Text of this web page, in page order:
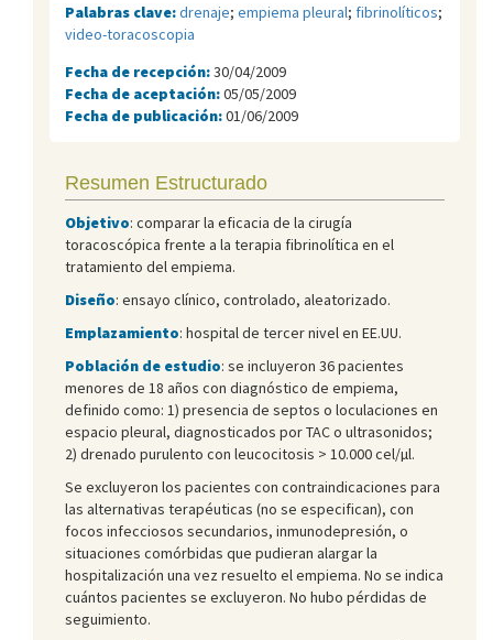
Palabras clave:drenaje; empiema pleural; fibrinolíticos;
video-toracoscopia
Fecha de recepción:30/04/2009
Fecha de aceptación:05/05/2009
Fecha de publicación:01/06/2009
Resumen Estructurado
Objetivo: comparar la eficacia de la cirugía
toracoscópica frente a la terapia fibrinolítica en el
tratamiento del empiema.
Diseño: ensayo clínico, controlado, aleatorizado.
Emplazamiento: hospital de tercer nivel en EE.UU.
Población de estudio: se incluyeron 36 pacientes
menores de 18 años con diagnóstico de empiema,
definido como: 1) presencia de septos o loculaciones en
espacio pleural, diagnosticados por TAC o ultrasonidos;
2) drenado purulento con leucocitosis > 10.000 cel/µl.
Se excluyeron los pacientes con contraindicaciones para
las alternativas terapéuticas (no se especifican), con
focos infecciosos secundarios, inmunodepresión, o
situaciones comórbidas que pudieran alargar la
hospitalización una vez resuelto el empiema. No se indica
cuántos pacientes se excluyeron. No hubo pérdidas de
seguimiento.